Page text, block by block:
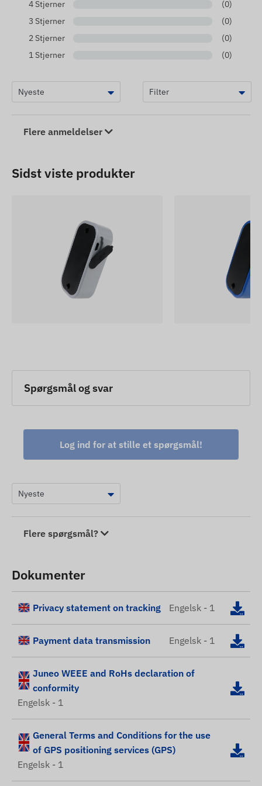
4 Stjerner
(0)
3 Stjerner
(0)
2 Stjerner
(0)
1 Stjerner
(0)
Flere anmeldelser
Sidst viste produkter
Spørgsmål og svar
Log ind for at stille et spørgsmål!
Flere spørgsmål?
Dokumenter
Privacy statement on tracking Engelsk - 1
Payment data transmission Engelsk - 1
Juneo WEEE and RoHs declaration of
conformity
Engelsk - 1
General Terms and Conditions for the use
of GPS positioning services (GPS)
Engelsk - 1